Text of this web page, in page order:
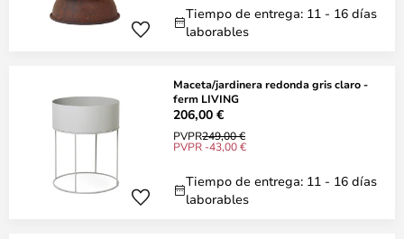
Tiempo de entrega: 11 - 16 días
laborables
Maceta/jardinera redonda gris claro -
ferm LIVING
206,00 €
PVPR249,00 €
PVPR -43,00 €
Tiempo de entrega: 11 - 16 días
laborables